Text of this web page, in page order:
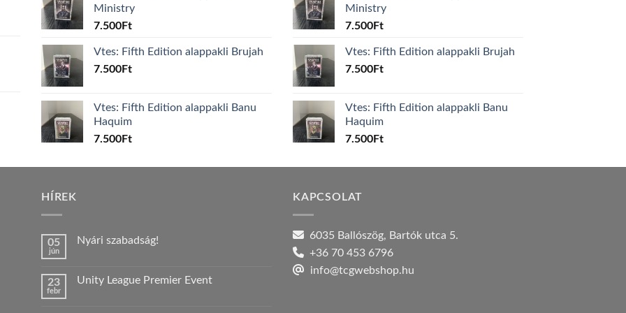
Ministry
7.500Ft
Vtes: Fifth Edition alappakli Brujah
7.500Ft
Vtes: Fifth Edition alappakli Banu
Haquim
7.500Ft
Ministry
7.500Ft
Vtes: Fifth Edition alappakli Brujah
7.500Ft
Vtes: Fifth Edition alappakli Banu
Haquim
7.500Ft
HÍREK
05
jún
Nyári szabadság!
Nyári
23
febr
Unity League Premier Event
KAPCSOLAT
6035 Ballószög, Bartók utca 5.
+36 70 453 6796
info@tcgwebshop.hu